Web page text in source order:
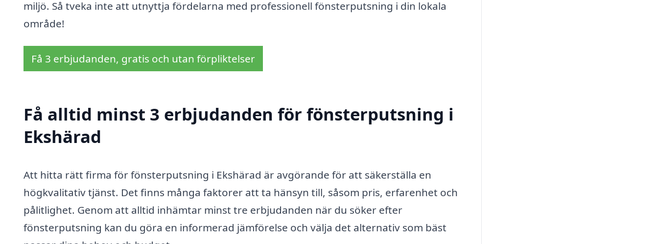
miljö. Så tveka inte att utnyttja fördelarna med professionell fönsterputsning i din lokala
område!
Få 3 erbjudanden, gratis och utan förpliktelser
Få alltid minst 3 erbjudanden för fönsterputsning i
Ekshärad
Att hitta rätt firma för fönsterputsning i Ekshärad är avgörande för att säkerställa en
högkvalitativ tjänst. Det finns många faktorer att ta hänsyn till, såsom pris, erfarenhet och
pålitlighet. Genom att alltid inhämtar minst tre erbjudanden när du söker efter
fönsterputsning kan du göra en informerad jämförelse och välja det alternativ som bäst